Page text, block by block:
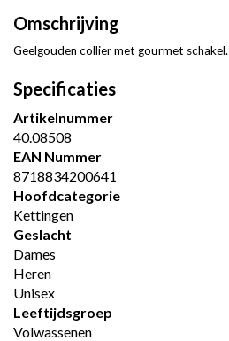
Omschrijving
Geelgouden collier met gourmet schakel.
Specificaties
Artikelnummer
40.08508
EAN Nummer
8718834200641
Hoofdcategorie
Kettingen
Geslacht
Dames
Heren
Unisex
Leeftijdsgroep
Volwassenen